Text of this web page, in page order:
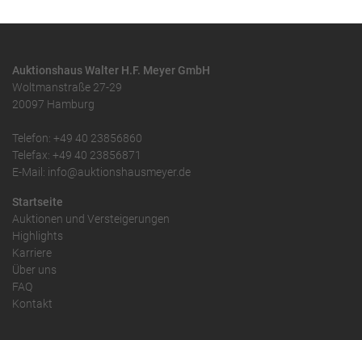
Auktionshaus Walter H.F. Meyer GmbH
Woltmanstraße 27-29
20097 Hamburg
Telefon: +49 40 23856860
Telefax: +49 40 23856871
E-Mail: info@auktionshausmeyer.de
Startseite
Auktionen und Versteigerungen
Highlights
Karriere
Über uns
FAQ
Kontakt